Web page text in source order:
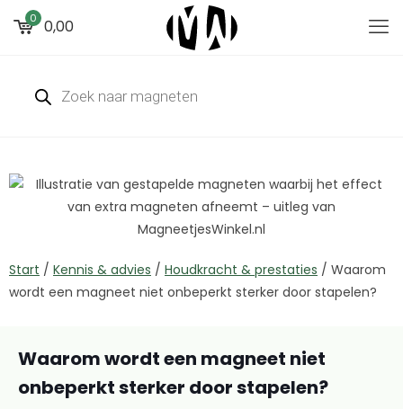
0 0,00
Start / Kennis & advies / Houdkracht & prestaties / Waarom
wordt een magneet niet onbeperkt sterker door stapelen?
Waarom wordt een magneet niet
onbeperkt sterker door stapelen?